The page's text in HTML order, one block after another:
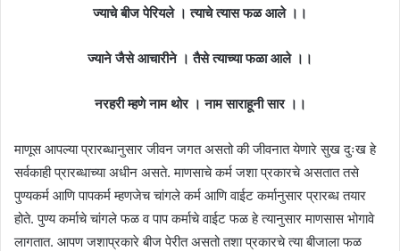
ज्याचे बीज पेरियले । त्याचे त्यास फळ आले ।।
ज्याने जैसे आचारीने । तैसे त्याच्या फळा आले ।।
नरहरी म्हणे नाम थोर । नाम साराहूनी सार ।।
माणूस आपल्या प्रारब्धानुसार जीवन जगत असतो की जीवनात येणारे सुख दुःख हे
सर्वकाही प्रारब्धाच्या अधीन असते. माणसाचे कर्म जशा प्रकारचे असतात तसे
पुण्यकर्म आणि पापकर्म म्हणजेच चांगले कर्म आणि वाईट कर्मानुसार प्रारब्ध तयार
होते. पुण्य कर्माचे चांगले फळ व पाप कर्माचे वाईट फळ हे त्यानुसार माणसास भोगावे
लागतात. आपण जशाप्रकारे बीज पेरीत असतो तशा प्रकारचे त्या बीजाला फळ